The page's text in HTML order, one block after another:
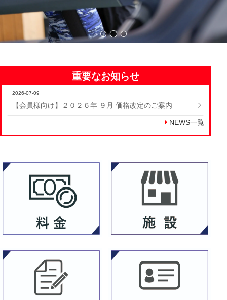
ロンドフィットネスクラブ東村
ロンドフィットネスクラブ
ロンドフィットネスクラ
重要なお知らせ
2026-07-09
【会員様向け】２０２６年 ９⽉ 価格改定のご案内
NEWS一覧